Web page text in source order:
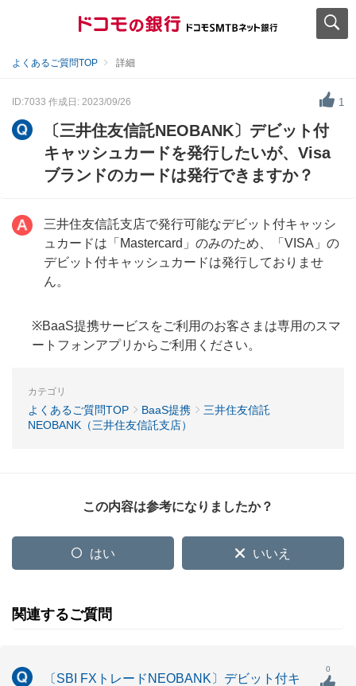
よくあるご質問TOP 詳細
ID:7033 作成日: 2023/09/26 1
〔三井住友信託NEOBANK〕デビット付
キャッシュカードを発行したいが、Visa
ブランドのカードは発行できますか？
三井住友信託支店で発行可能なデビット付キャッシ
ュカードは「Mastercard」のみのため、「VISA」の
デビット付キャッシュカードは発行しておりませ
ん。
※BaaS提携サービスをご利用のお客さまは専用のスマ
ートフォンアプリからご利用ください。
カテゴリ
よくあるご質問TOP BaaS提携
三井住友信託
NEOBANK（三井住友信託支店）
この内容は参考になりましたか？
はい いいえ
関連するご質問
〔SBI FXトレードNEOBANK〕デビット付キ
0